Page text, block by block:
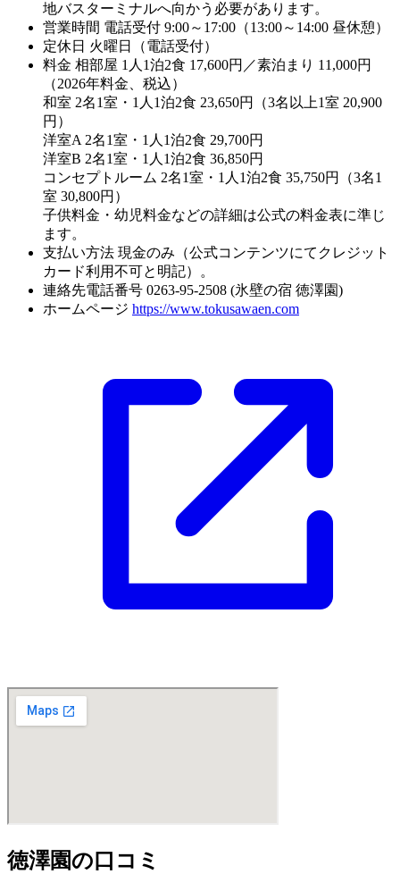
地バスターミナルへ向かう必要があります。
営業時間 電話受付 9:00～17:00（13:00～14:00 昼休憩）
定休日 火曜日（電話受付）
料金 相部屋 1人1泊2食 17,600円／素泊まり 11,000円
（2026年料金、税込）
和室 2名1室・1人1泊2食 23,650円（3名以上1室 20,900
円）
洋室A 2名1室・1人1泊2食 29,700円
洋室B 2名1室・1人1泊2食 36,850円
コンセプトルーム 2名1室・1人1泊2食 35,750円（3名1
室 30,800円）
子供料金・幼児料金などの詳細は公式の料金表に準じ
ます。
支払い方法 現金のみ（公式コンテンツにてクレジット
カード利用不可と明記）。
連絡先電話番号 0263-95-2508 (氷壁の宿 徳澤園)
ホームページ https://www.tokusawaen.com
徳澤園の口コミ